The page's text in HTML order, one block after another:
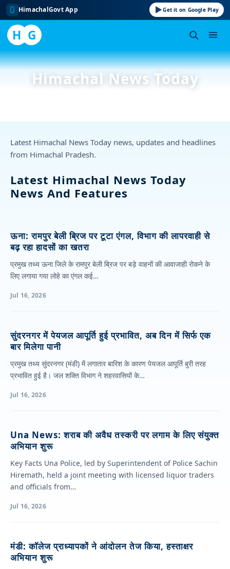
HimachalGovt App Get it on Google Play
H G
Skip
to
Himachal News Today
Latest Himachal News Today news, updates and headlines
from Himachal Pradesh.
Latest Himachal News Today
News And Features
ऊना: रामपुर बेली ब्रिज पर टूटा एंगल, विभाग की लापरवाही से
बढ़ रहा हादसों का खतरा
प्रमुख तथ्य ऊना जिले के रामपुर बेली ब्रिज पर बड़े वाहनों की आवाजाही रोकने के
लिए लगाया गया लोहे का एंगल कई…
Jul 16, 2026
सुंदरनगर में पेयजल आपूर्ति हुई प्रभावित, अब दिन में सिर्फ एक
बार मिलेगा पानी
प्रमुख तथ्य सुंदरनगर (मंडी) में लगातार बारिश के कारण पेयजल आपूर्ति बुरी तरह
प्रभावित हुई है। जल शक्ति विभाग ने शहरवासियों के…
Jul 16, 2026
Una News: शराब की अवैध तस्करी पर लगाम के लिए संयुक्त
अभियान शुरू
Key Facts Una Police, led by Superintendent of Police Sachin
Hiremath, held a joint meeting with licensed liquor traders
and officials from…
Jul 16, 2026
मंडी: कॉलेज प्राध्यापकों ने आंदोलन तेज किया, हस्ताक्षर
अभियान शुरू